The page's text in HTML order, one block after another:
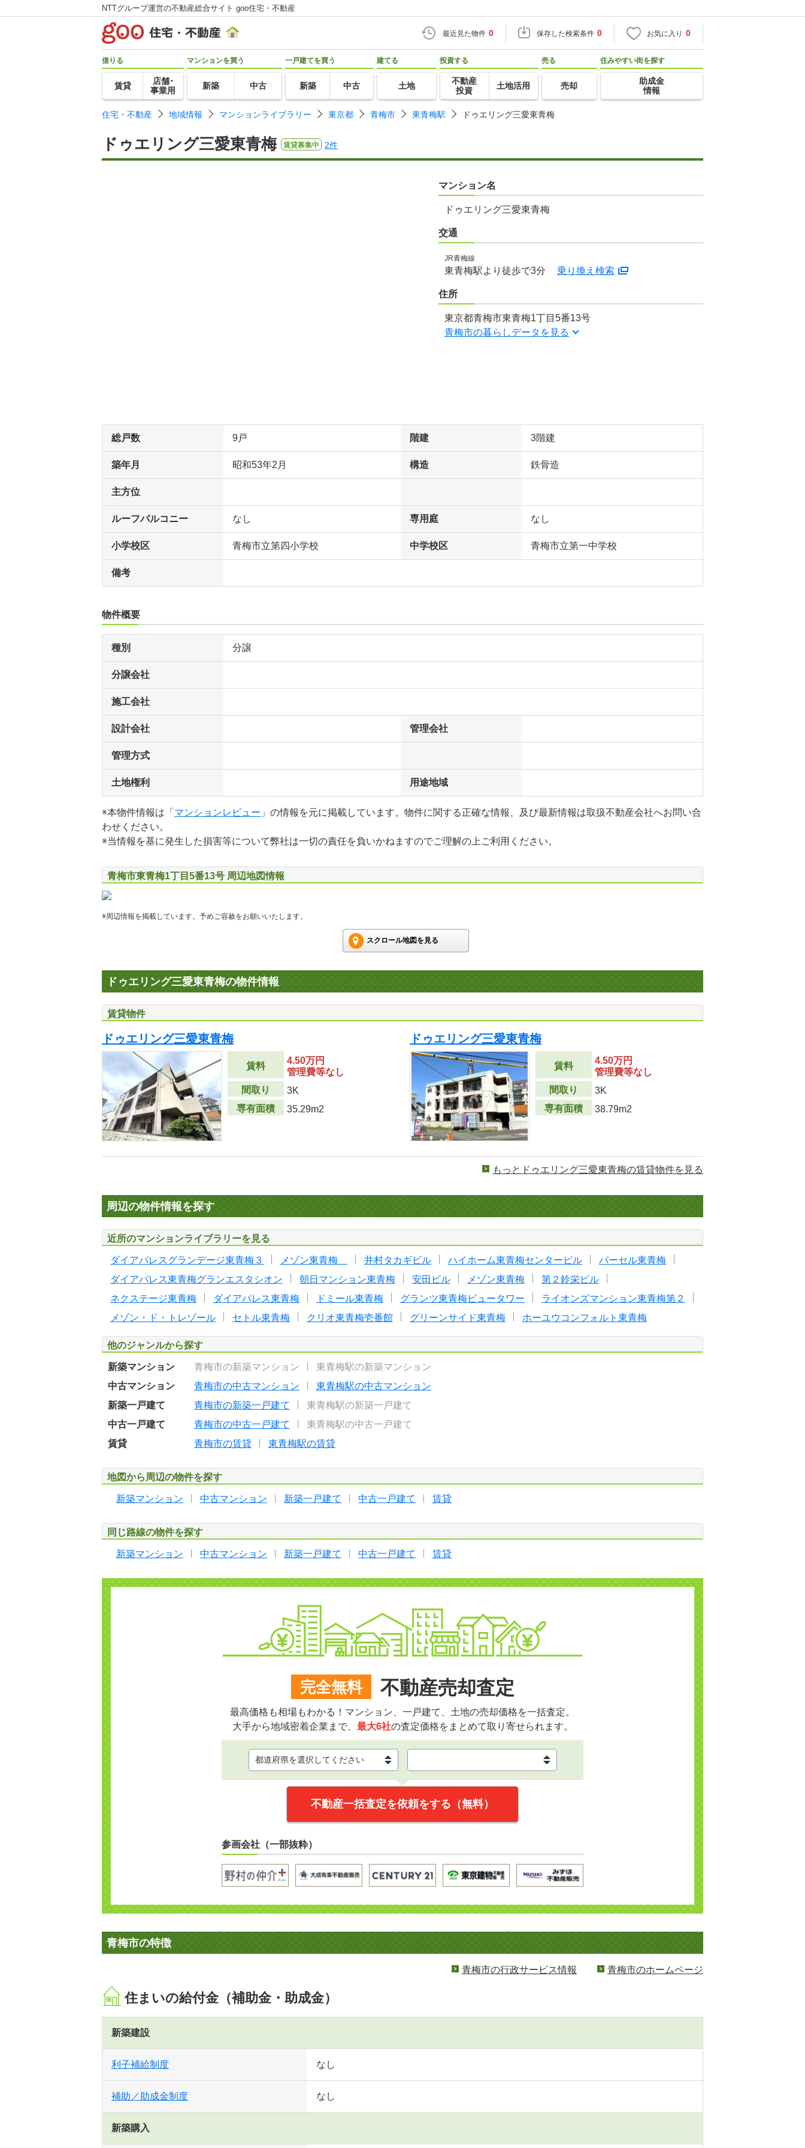
NTTグループ運営の不動産総合サイト goo住宅・不動産
最近見た物件 0 保存した検索条件 0 お気に入り 0
借りる
賃貸
店舗･
事業用
マンションを買う
新築 中古
一戸建てを買う
新築 中古
建てる
土地
投資する
不動産
投資
土地活用
売る
売却
住みやすい街を探す
助成金
情報
住宅・不動産 地域情報 マンションライブラリー 東京都 青梅市 東青梅駅 ドゥエリング三愛東青梅
ドゥエリング三愛東青梅 賃貸募集中 2件
マンション名
ドゥエリング三愛東青梅
交通
JR青梅線
東青梅駅より徒歩で3分 乗り換え検索
住所
東京都青梅市東青梅1丁目5番13号
青梅市の暮らしデータを見る
総戸数 9戸 階建 3階建
築年月 昭和53年2月 構造 鉄骨造
主方位
ルーフバルコニー なし 専用庭 なし
小学校区 青梅市立第四小学校 中学校区 青梅市立第一中学校
備考
物件概要
種別 分譲
分譲会社
施工会社
設計会社 管理会社
管理方式
土地権利 用途地域
※本物件情報は「 マンションレビュー 」の情報を元に掲載しています。物件に関する正確な情報、及び最新情報は取扱不動産会社へお問い合
わせください。
※当情報を基に発生した損害等について弊社は一切の責任を負いかねますのでご理解の上ご利用ください。
青梅市東青梅1丁目5番13号 周辺地図情報
※周辺情報を掲載しています。予めご容赦をお願いいたします。
スクロール地図を見る
ドゥエリング三愛東青梅の物件情報
賃貸物件
ドゥエリング三愛東青梅
賃料
4.50万円
管理費等なし
間取り
3K
専有面積
35.29m2
ドゥエリング三愛東青梅
賃料
4.50万円
管理費等なし
間取り
3K
専有面積
38.79m2
もっとドゥエリング三愛東青梅の賃貸物件を見る
周辺の物件情報を探す
近所のマンションライブラリーを見る
ダイアパレスグランデージ東青梅３ メゾン東青梅 井村タカギビル ハイホーム東青梅センタービル
パーセル東青梅
ダイアパレス東青梅グランエスタシオン
朝日マンション東青梅 安田ビル メゾン東青梅
第２鈴栄ビル
ネクステージ東青梅
ダイアパレス東青梅 ドミール東青梅 グランツ東青梅ビュータワー
ライオンズマンション東青梅第２
メゾン・ド・トレゾール
セトル東青梅 クリオ東青梅壱番館 グリーンサイド東青梅 ホーユウコンフォルト東青梅
他のジャンルから探す
新築マンション 青梅市の新築マンション
東青梅駅の新築マンション
中古マンション
青梅市の中古マンション
東青梅駅の中古マンション
新築一戸建て
青梅市の新築一戸建て
東青梅駅の新築一戸建て
中古一戸建て
青梅市の中古一戸建て
東青梅駅の中古一戸建て
賃貸
青梅市の賃貸 東青梅駅の賃貸
地図から周辺の物件を探す
新築マンション 中古マンション 新築一戸建て 中古一戸建て 賃貸
同じ路線の物件を探す
新築マンション 中古マンション 新築一戸建て 中古一戸建て 賃貸
完全無料 不動産売却査定
最高価格も相場もわかる！マンション、一戸建て、土地の売却価格を一括査定。
大手から地域密着企業まで、 最大6社の査定価格をまとめて取り寄せられます。
不動産一括査定を依頼をする（無料）
参画会社（一部抜粋）
青梅市の特徴
青梅市の行政サービス情報 青梅市のホームページ
住まいの給付金（補助金・助成金）
新築建設
利子補給制度 なし
補助／助成金制度 なし
新築購入